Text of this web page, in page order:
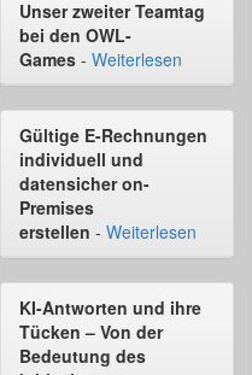
Unser zweiter Teamtag
bei den OWL-
Games - Weiterlesen
Gültige E-Rechnungen
individuell und
datensicher on-
Premises
erstellen - Weiterlesen
KI-Antworten und ihre
Tücken – Von der
Bedeutung des